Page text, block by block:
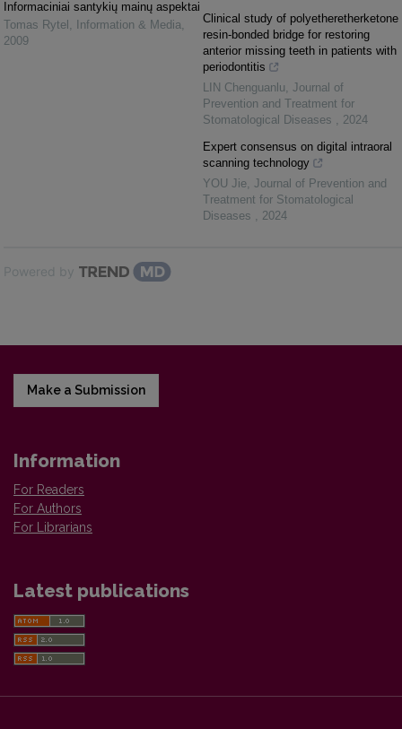
Informaciniai santykių mainų aspektai
Tomas Rytel , Information & Media,
2009
Clinical study of polyetheretherketone
resin-bonded bridge for restoring
anterior missing teeth in patients with
periodontitis
LIN Chenguanlu, Journal of
Prevention and Treatment for
Stomatological Diseases , 2024
Expert consensus on digital intraoral
scanning technology
YOU Jie, Journal of Prevention and
Treatment for Stomatological
Diseases , 2024
Powered by
Make a Submission
Information
For Readers
For Authors
For Librarians
Latest publications